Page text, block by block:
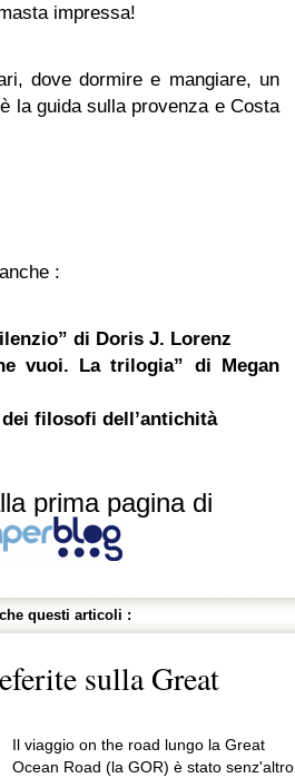
impressa!
dove dormire e mangiare, un
la guida sulla provenza e Costa
:
di Doris J. Lorenz
vuoi. La trilogia” di Megan
filosofi dell’antichità
prima pagina di
questi articoli :
sulla Great
Il viaggio on the road lungo la Great
Ocean Road (la GOR) è stato senz'altro